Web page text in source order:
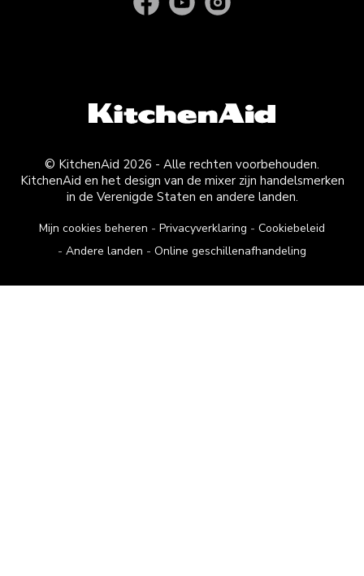
© KitchenAid 2026 - Alle rechten voorbehouden.
KitchenAid en het design van de mixer zijn handelsmerken
in de Verenigde Staten en andere landen.
Mijn cookies beheren Privacyverklaring
Cookiebeleid
Andere landen
Online geschillenafhandeling